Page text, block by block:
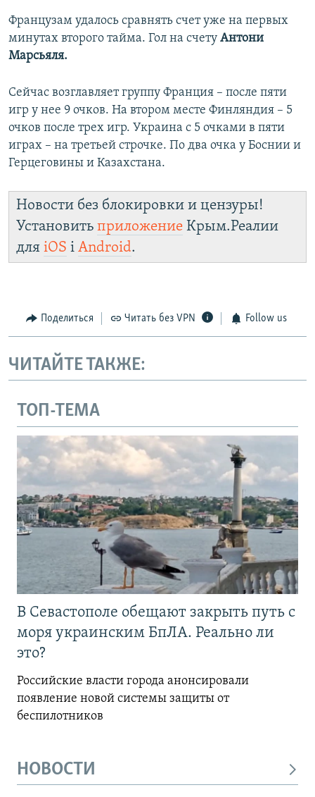
Французам удалось сравнять счет уже на первых
минутах второго тайма. Гол на счету Антони
Марсьяля.
Сейчас возглавляет группу Франция – после пяти
игр у нее 9 очков. На втором месте Финляндия – 5
очков после трех игр. Украина с 5 очками в пяти
играх – на третьей строчке. По два очка у Боснии и
Герцеговины и Казахстана.
Новости без блокировки и цензуры!
Установить приложение Крым.Реалии
для iOS і Android.
Поделиться Читать без VPN Follow us
ЧИТАЙТЕ ТАКЖЕ:
ТОП-ТЕМА
В Севастополе обещают закрыть путь с
моря украинским БпЛА. Реально ли
это?
Российские власти города анонсировали
появление новой системы защиты от
беспилотников
НОВОСТИ